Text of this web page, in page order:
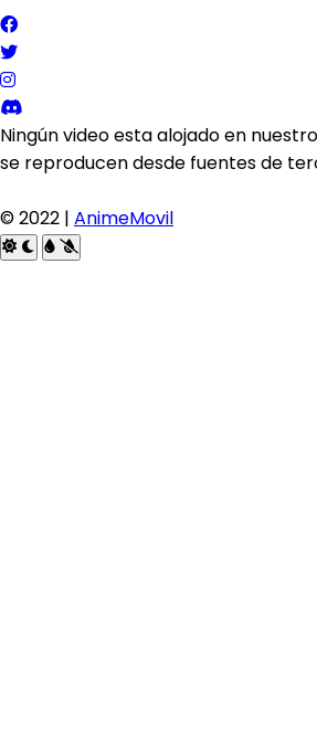
Ningún video esta alojado en
se reproducen desde fuentes de
© 2022 | AnimeMovil